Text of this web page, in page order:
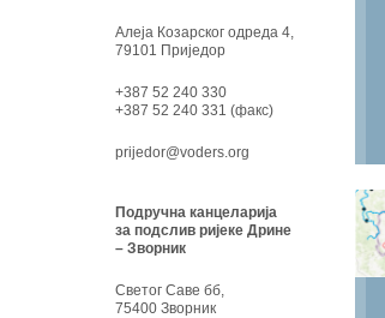
Алеја Козарског одреда 4,
79101 Приједор
+387 52 240 330
+387 52 240 331 (факс)
prijedor@voders.org
Подручна канцеларија
за подслив ријеке Дрине
– Зворник
Светог Саве бб,
75400 Зворник